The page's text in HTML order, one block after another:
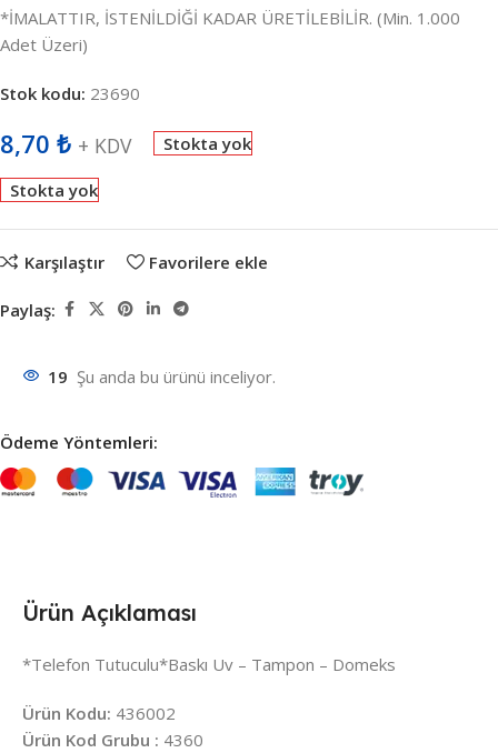
*İMALATTIR, İSTENİLDİĞİ KADAR ÜRETİLEBİLİR. (Min. 1.000
Adet Üzeri)
Stok kodu: 23690
8,70 ₺ + KDV Stokta yok
Stokta yok
Karşılaştır Favorilere ekle
Paylaş:
19 Şu anda bu ürünü inceliyor.
Ödeme Yöntemleri:
Ürün Açıklaması
*Telefon Tutuculu*Baskı Uv – Tampon – Domeks
Ürün Kodu: 436002
Ürün Kod Grubu : 4360